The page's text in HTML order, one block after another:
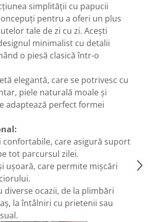
simplității cu papucii
pentru a oferi un plus
tale de zi cu zi. Acești
minimalist cu detalii
o piesă clasică într-o
elegantă, care se potrivesc cu
piele naturală moale și
adaptează perfect formei
confortabile, care asigură suport
tot parcursul zilei.
ușoară, care permite mișcări
ocazii, de la plimbări
la întâlniri cu prietenii sau